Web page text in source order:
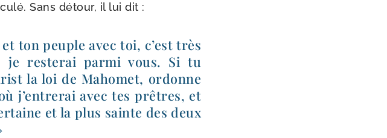
Sans détour, il lui dit :
ton peuple avec toi, c’est très
je res­te­rai par­mi vous. Si tu
la loi de Mahomet, ordonne
j’en­tre­rai avec tes prêtres, et
et la plus sainte des deux